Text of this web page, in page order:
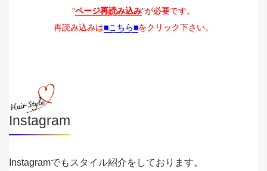
"ページ再読み込み"が必要です。
再読み込みは■こちら■をクリック下さい。
Instagram
Instagramでもスタイル紹介をしております。